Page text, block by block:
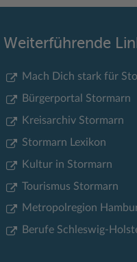
Weiterführende
Mach Dich stark für
Bürgerportal Stormarn
Kreisarchiv Stormarn
Stormarn Lexikon
Kultur in Stormarn
Tourismus Stormarn
Metropolregion
Berufe Schleswig-